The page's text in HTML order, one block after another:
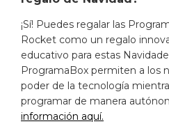
¡Sí! Puedes regalar las
Rocket como un regalo
educativo para estas
ProgramaBox permiten a los
poder de la tecnología
programar de manera
información aquí.